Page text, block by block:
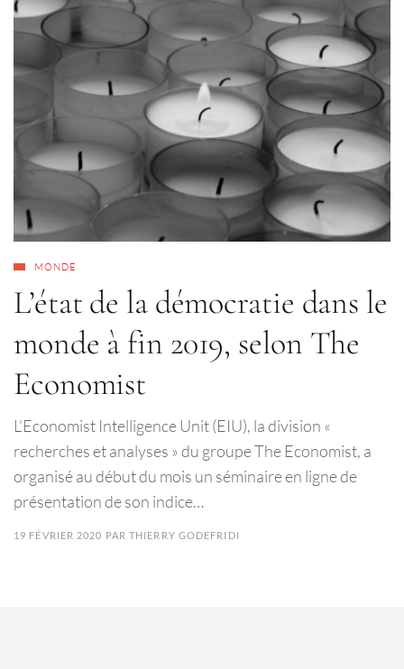
MONDE
L’état de la démocratie dans le
monde à fin 2019, selon The
Economist
L’Economist Intelligence Unit (EIU), la division «
recherches et analyses » du groupe The Economist, a
organisé au début du mois un séminaire en ligne de
présentation de son indice…
19 FÉVRIER 2020 PARTHIERRY GODEFRIDI